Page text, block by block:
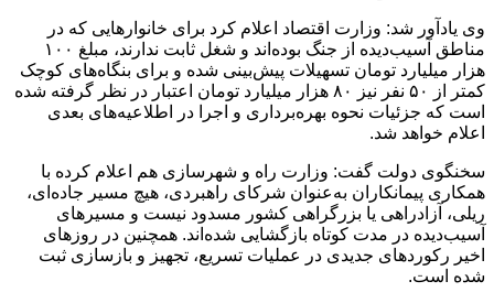
وی یادآور شد: وزارت اقتصاد اعلام کرد برای خانوارهایی که در
مناطق آسیب‌دیده از جنگ بوده‌اند و شغل ثابت ندارند، مبلغ ۱۰۰
هزار میلیارد تومان تسهیلات پیش‌بینی شده و برای بنگاه‌های کوچک
کمتر از ۵۰ نفر نیز ۸۰ هزار میلیارد تومان اعتبار در نظر گرفته شده
است که جزئیات نحوه بهره‌برداری و اجرا در اطلاعیه‌های بعدی
اعلام خواهد شد.
سخنگوی دولت گفت: وزارت راه و شهرسازی هم اعلام کرده با
همکاری پیمانکاران به‌عنوان شرکای راهبردی، هیچ مسیر جاده‌ای،
ریلی، آزادراهی یا بزرگراهی کشور مسدود نیست و مسیرهای
آسیب‌دیده در مدت کوتاه بازگشایی شده‌اند. همچنین در روزهای
اخیر رکوردهای جدیدی در عملیات تسریع، تجهیز و بازسازی ثبت
شده است.